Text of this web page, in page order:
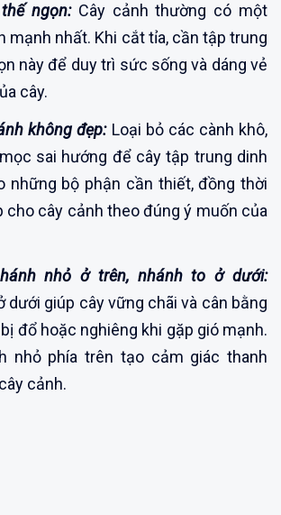
ngọn: Cây cảnh thường có một
mạnh nhất. Khi cắt tỉa, cần tập trung
này để duy trì sức sống và dáng vẻ
cây.
không đẹp:Loại bỏ các cành khô,
sai hướng để cây tập trung dinh
những bộ phận cần thiết, đồng thời
cho cây cảnh theo đúng ý muốn của
nhỏ ở trên, nhánh to ở dưới:
dưới giúp cây vững chãi và cân bằng
đổ hoặc nghiêng khi gặp gió mạnh.
nhỏ phía trên tạo cảm giác thanh
cảnh.